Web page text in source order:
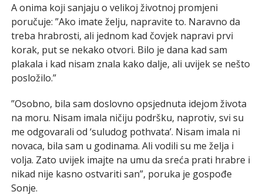
A onima koji sanjaju o velikoj životnoj promjeni
poručuje: ”Ako imate želju, napravite to. Naravno da
treba hrabrosti, ali jednom kad čovjek napravi prvi
korak, put se nekako otvori. Bilo je dana kad sam
plakala i kad nisam znala kako dalje, ali uvijek se nešto
posložilo.”
”Osobno, bila sam doslovno opsjednuta idejom života
na moru. Nisam imala ničiju podršku, naprotiv, svi su
me odgovarali od ‘suludog pothvata’. Nisam imala ni
novaca, bila sam u godinama. Ali vodili su me želja i
volja. Zato uvijek imajte na umu da sreća prati hrabre i
nikad nije kasno ostvariti san”, poruka je gospođe
Sonje.